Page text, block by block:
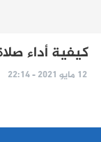
كيفية أداء
12 مايو 2021 - 22:14